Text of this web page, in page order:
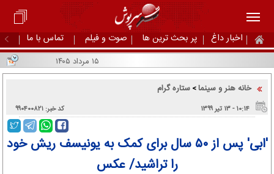
اخبار داغ پر بحث ترین ها صوت و فیلم تماس با ما
خانه هنر و سینما> ستاره گرام
۱۰:۱۴ - ۱۳ تير ۱۳۹۹ کد خبر: ۹۹۰۴۰۰۸۲۱
'ابی' پس از ۵۰ سال برای کمک به یونیسف ریش خود
را تراشید/ عکس